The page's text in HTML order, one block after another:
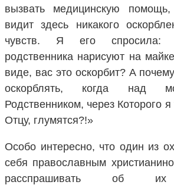
вызвать медицинскую
видит здесь никакого
чувств. Я его спросила:
родственника нарисуют на
виде, вас это оскорбит? А
оскорблять, когда над
Родственником, через Которого
Отцу, глумятся?!»
Особо интересно, что один из
себя православным
расспрашивать об их